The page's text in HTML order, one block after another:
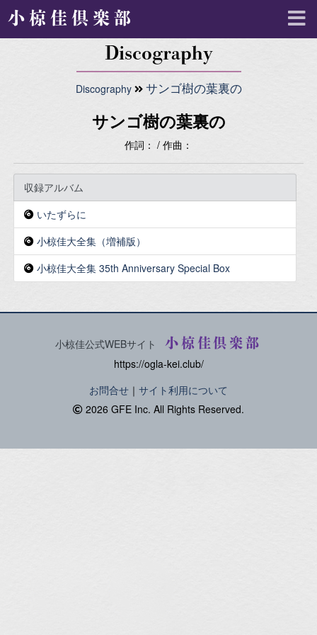
小椋佳倶楽部
Discography
Discography サンゴ樹の葉裏の
サンゴ樹の葉裏の
作詞： / 作曲：
収録アルバム
いたずらに
小椋佳大全集（増補版）
小椋佳大全集 35th Anniversary Special Box
小椋佳公式WEBサイト 小椋佳倶楽部
https://ogla-kei.club/
お問合せ ｜ サイト利用について
2026 GFE Inc. All Rights Reserved.